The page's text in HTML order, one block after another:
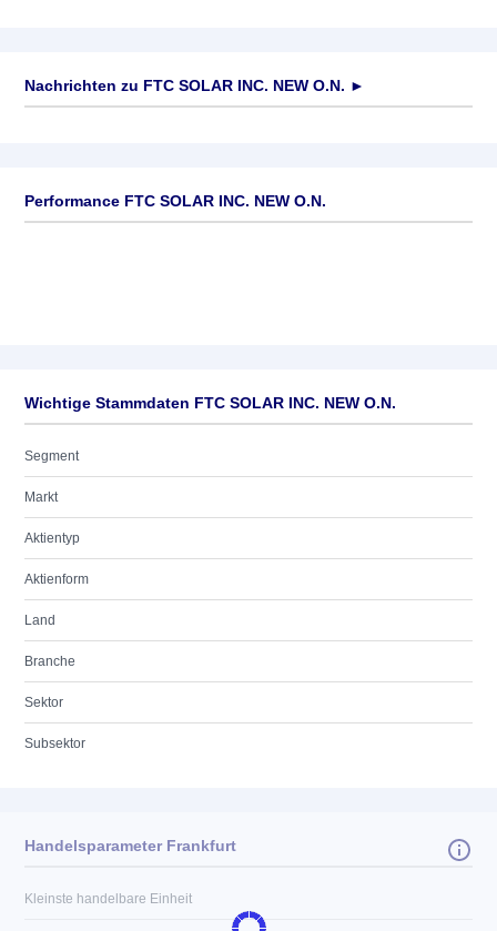
Nachrichten zu FTC SOLAR INC. NEW O.N. ►
Performance FTC SOLAR INC. NEW O.N.
Wichtige Stammdaten FTC SOLAR INC. NEW O.N.
Segment
Markt
Aktientyp
Aktienform
Land
Branche
Sektor
Subsektor
Handelsparameter Frankfurt
Kleinste handelbare Einheit